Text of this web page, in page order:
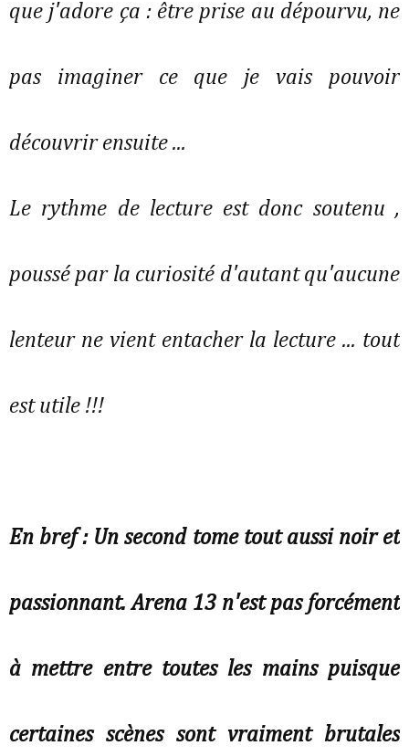
que j'adore ça : être prise au dépourvu, ne
pas imaginer ce que je vais pouvoir
découvrir ensuite ...
Le rythme de lecture est donc soutenu ,
poussé par la curiosité d'autant qu'aucune
lenteur ne vient entacher la lecture ... tout
est utile !!!
En bref : Un second tome tout aussi noir et
passionnant. Arena 13 n'est pas forcément
à mettre entre toutes les mains puisque
certaines scènes sont vraiment brutales